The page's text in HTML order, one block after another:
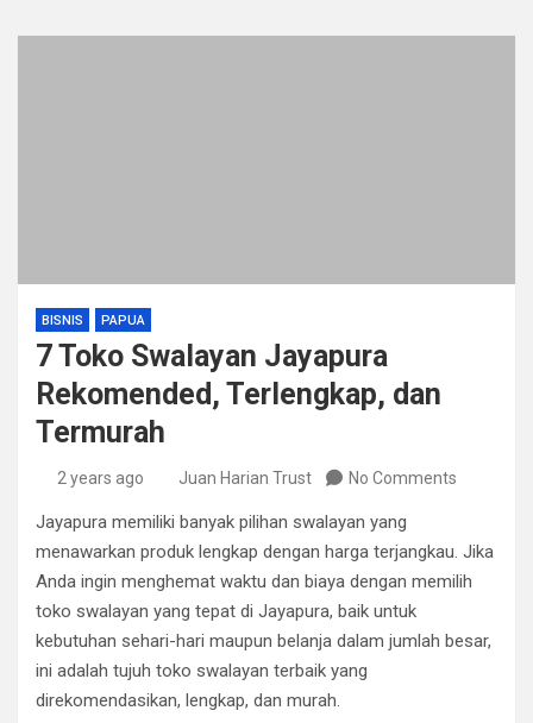
BISNIS PAPUA
7 Toko Swalayan Jayapura
Rekomended, Terlengkap, dan
Termurah
2 years ago Juan Harian Trust No Comments
Jayapura memiliki banyak pilihan swalayan yang
menawarkan produk lengkap dengan harga terjangkau. Jika
Anda ingin menghemat waktu dan biaya dengan memilih
toko swalayan yang tepat di Jayapura, baik untuk
kebutuhan sehari-hari maupun belanja dalam jumlah besar,
ini adalah tujuh toko swalayan terbaik yang
direkomendasikan, lengkap, dan murah.